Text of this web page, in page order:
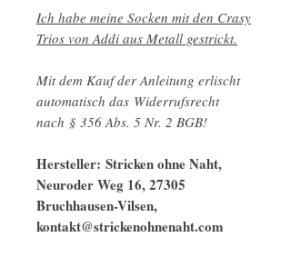
Ich habe meine Socken mit den Crasy
Trios von Addi aus Metall gestrickt.
Mit dem Kauf der Anleitung erlischt
automatisch das Widerrufsrecht
nach § 356 Abs. 5 Nr. 2 BGB!
Hersteller: Stricken ohne Naht,
Neuroder Weg 16, 27305
Bruchhausen-Vilsen,
kontakt@strickenohnenaht.com